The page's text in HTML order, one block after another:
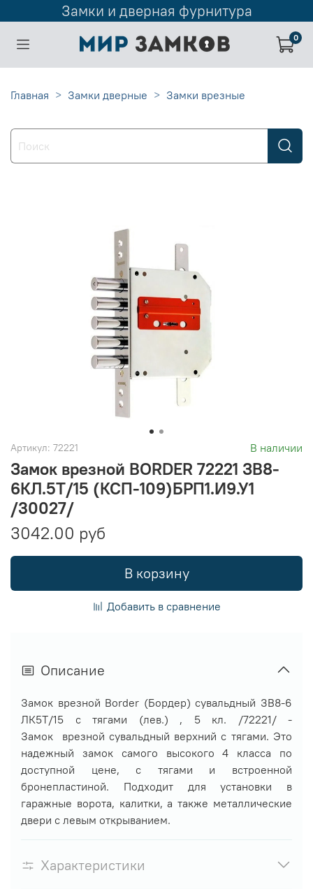
Замки и дверная фурнитура
0
Главная Замки дверные Замки врезные
Артикул: 72221 В наличии
Замок врезной BORDER 72221 ЗВ8-
6КЛ.5Т/15 (КСП-109)БРП1.И9.У1
/30027/
3042.00 руб
В корзину
Добавить в сравнение
Описание
Замок врезной Border (Бордер) сувальдный ЗВ8-6
ЛК5Т/15 с тягами (лев.) , 5 кл. /72221/ -
Замок врезной сувальдный верхний с тягами. Это
надежный замок самого высокого 4 класса по
доступной цене, с тягами и встроенной
бронепластиной. Подходит для установки в
гаражные ворота, калитки, а также металлические
двери с левым открыванием.
Характеристики